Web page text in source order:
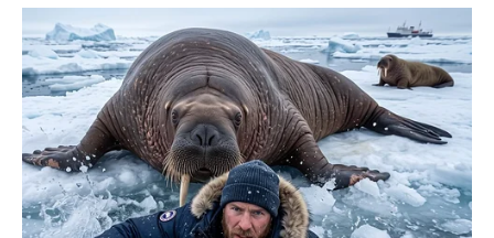
dodajte brašno ili gustin, i dobro izmešajte da ne
ostanu grudvice.
Spajanje mleka i žumanaca:
Polako dodajte malo vrućeg mleka u žumanca i brzo
mešajte da se masa ujednači. Zatim dodajte ostatak
mleka i sve zajedno vratite u posudu za kuvanje.